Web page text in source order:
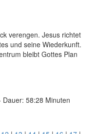
verengen. Jesus richtet
und seine Wiederkunft.
bleibt Gottes Plan
58:28 Minuten